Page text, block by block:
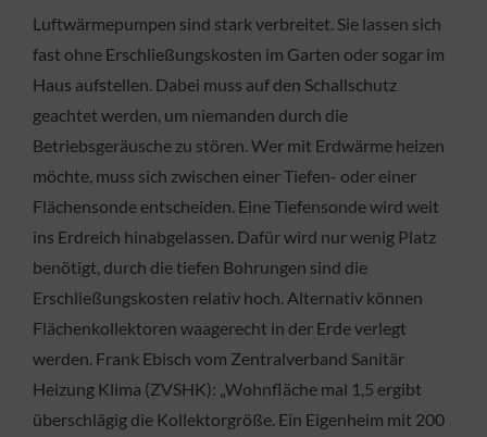
Luftwärmepumpen sind stark verbreitet. Sie lassen sich
fast ohne Erschließungskosten im Garten oder sogar im
Haus aufstellen. Dabei muss auf den Schallschutz
geachtet werden, um niemanden durch die
Betriebsgeräusche zu stören. Wer mit Erdwärme heizen
möchte, muss sich zwischen einer Tiefen- oder einer
Flächensonde entscheiden. Eine Tiefensonde wird weit
ins Erdreich hinabgelassen. Dafür wird nur wenig Platz
benötigt, durch die tiefen Bohrungen sind die
Erschließungskosten relativ hoch. Alternativ können
Flächenkollektoren waagerecht in der Erde verlegt
werden. Frank Ebisch vom Zentralverband Sanitär
Heizung Klima (ZVSHK): „Wohnfläche mal 1,5 ergibt
überschlägig die Kollektorgröße. Ein Eigenheim mit 200